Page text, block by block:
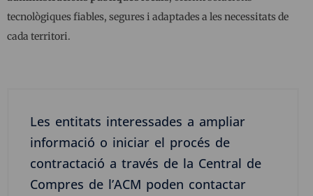
tecnològiques fiables, segures i adaptades a les necessitats de
cada territori.
Les entitats interessades a ampliar
informació o iniciar el procés de
contractació a través de la Central de
Compres de l’ACM poden contactar